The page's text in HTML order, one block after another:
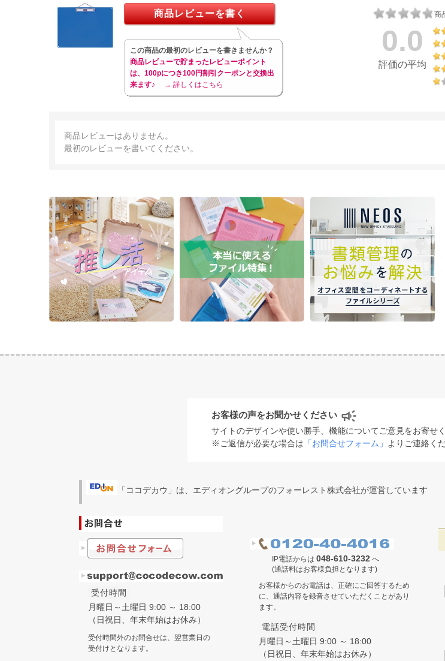
商
0.0
評価の平均
商品レビューを書く
この商品の最初のレビューを書きませんか？
商品レビューで貯まったレビューポイント
は、100pにつき100円割引クーポンと交換出
来ます♪
→ 詳しくはこちら
商品レビューはありません。
最初のレビューを書いてください。
お客様の声をお聞かせください
サイトのデザインや使い勝手、機能についてご意見をお寄せく
※ご返信が必要な場合は 「お問合せフォーム」 よりご連絡く
「ココデカウ」は、エディオングループのフォーレスト株式会社が運営しています
受付時間
月曜日～土曜日 9:00 ～ 18:00
（日祝日、年末年始はお休み）
受付時間外のお問合せは、翌営業日の
受付けとなります。
IP電話からは 048-610-3232 へ
(通話料はお客様負担となります)
お客様からのお電話は、正確にご回答するため
に、通話内容を録音させていただくことがあり
ます。
電話受付時間
月曜日～土曜日 9:00 ～ 18:00
（日祝日、年末年始はお休み）